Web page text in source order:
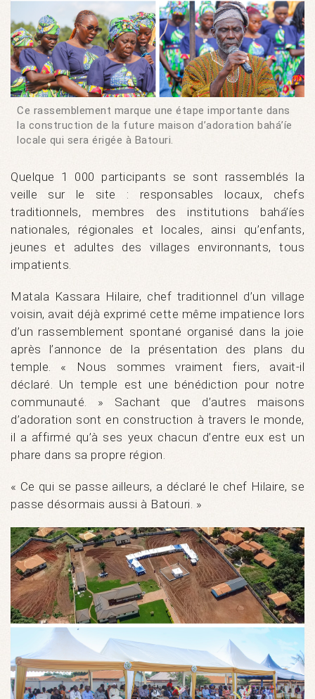
Ce rassemblement marque une étape importante dans
la construction de la future maison d’adoration bahá’íe
locale qui sera érigée à Batouri.
Quelque 1 000 participants se sont rassemblés la
veille sur le site : responsables locaux, chefs
traditionnels, membres des institutions bahá’íes
nationales, régionales et locales, ainsi qu’enfants,
jeunes et adultes des villages environnants, tous
impatients.
Matala Kassara Hilaire, chef traditionnel d’un village
voisin, avait déjà exprimé cette même impatience lors
d’un rassemblement spontané organisé dans la joie
après l’annonce de la présentation des plans du
temple. « Nous sommes vraiment fiers, avait-il
déclaré. Un temple est une bénédiction pour notre
communauté. » Sachant que d’autres maisons
d’adoration sont en construction à travers le monde,
il a affirmé qu’à ses yeux chacun d’entre eux est un
phare dans sa propre région.
« Ce qui se passe ailleurs, a déclaré le chef Hilaire, se
passe désormais aussi à Batouri. »